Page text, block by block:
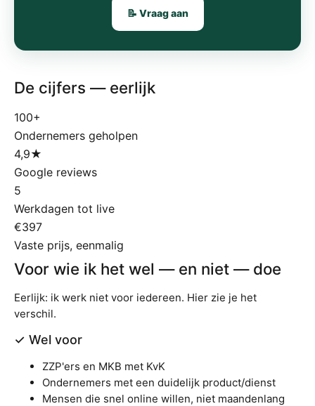
📝 Vraag aan
De cijfers — eerlijk
100+
Ondernemers geholpen
4,9★
Google reviews
5
Werkdagen tot live
€397
Vaste prijs, eenmalig
Voor wie ik het wel — en niet — doe
Eerlijk: ik werk niet voor iedereen. Hier zie je het
verschil.
✓ Wel voor
ZZP'ers en MKB met KvK
Ondernemers met een duidelijk product/dienst
Mensen die snel online willen, niet maandenlang